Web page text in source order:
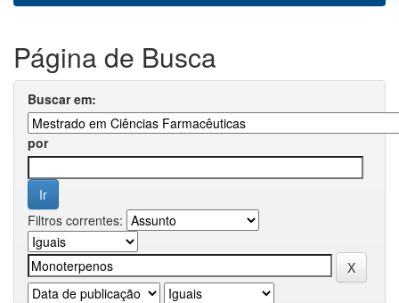
Página de Busca
Buscar em:
por
Filtros correntes: